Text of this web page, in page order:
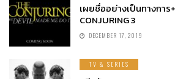
เผยชื่ออย่างเป็นทางการ
CONJURING 3
DECEMBER 17, 2019
TV & SERIES